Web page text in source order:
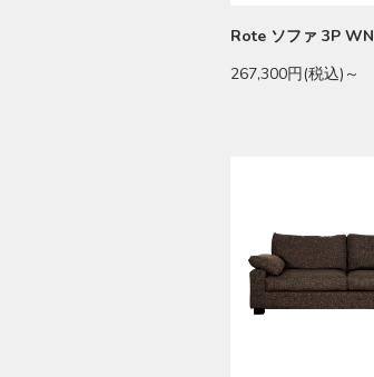
Rote ソファ 3P WN
267,300円(税込)～